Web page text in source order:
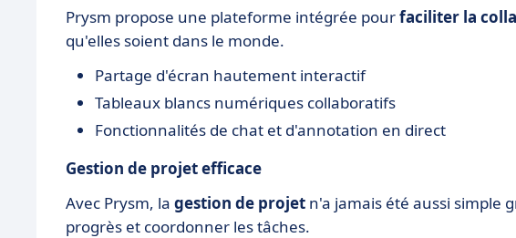
Prysm propose une plateforme intégrée pourfaciliter la
qu'elles soient dans le monde.
Partage d'écran hautement interactif
Tableaux blancs numériques collaboratifs
Fonctionnalités de chat et d'annotation en direct
Gestion de projet efficace
Avec Prysm, la gestion de projet n'a jamais été aussi simple
progrès et coordonner les tâches.